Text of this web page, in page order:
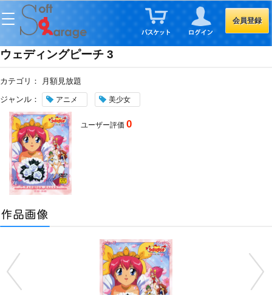
会員登録
ウェディングピーチ 3
カテゴリ：
月額見放題
ジャンル：
アニメ 美少女
ユーザー評価0